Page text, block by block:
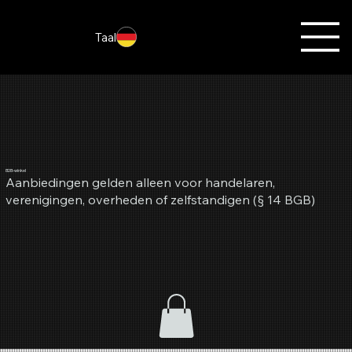
Taal
B2B-winkel
Aanbiedingen gelden alleen voor handelaren,
verenigingen, overheden of zelfstandigen (§ 14 BGB)